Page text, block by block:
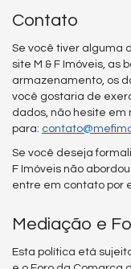
Contato
Se você tiver alguma
site M & F Imóveis,
armazenamento, os
você gostaria de
dados, não hesite em
para:
Se você deseja
F Imóveis não
entre em contato por
Mediação e
Esta política etá